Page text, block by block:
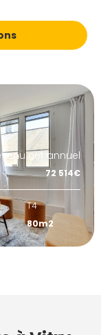
net annuel
72 514€
T4
80m2